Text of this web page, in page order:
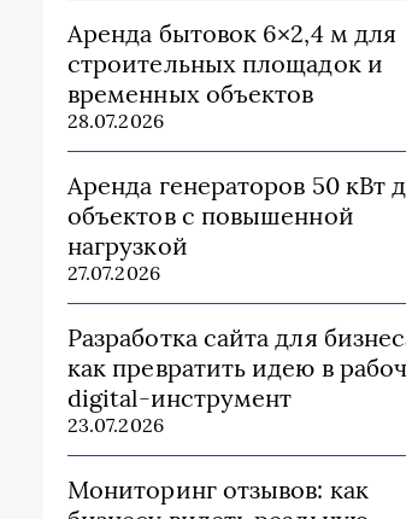
Аренда бытовок 6×2,4 м для
строительных площадок и
временных объектов
28.07.2026
Аренда генераторов 50 кВт
объектов с повышенной
нагрузкой
27.07.2026
Разработка сайта для
как превратить идею в
digital-инструмент
23.07.2026
Мониторинг отзывов: как